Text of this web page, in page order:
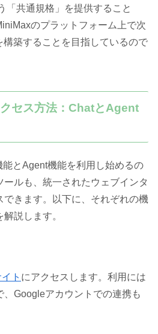
「共通規格」を提供すること
のプラットフォーム上で次
築することを目指しているので
セス方法：ChatとAgent
とAgent機能を利用し始めるの
ルも、統一されたウェブインタ
できます。以下に、それぞれの機
説します。
ト にアクセスします。利用には
、Googleアカウントでの連携も